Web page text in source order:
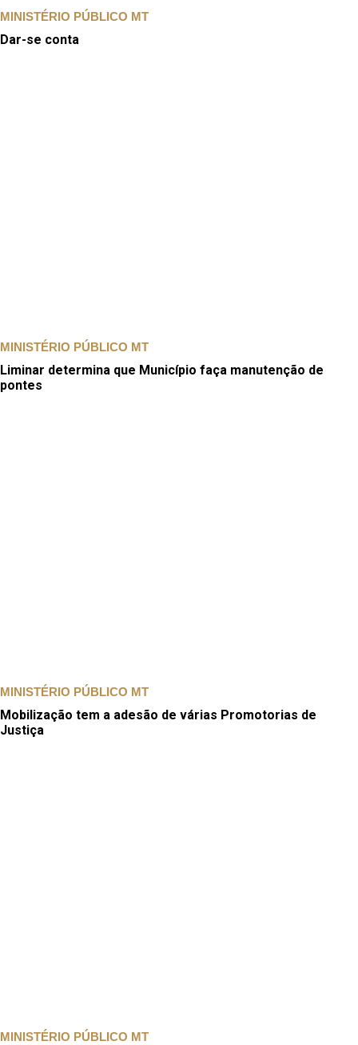
MINISTÉRIO PÚBLICO MT
Dar-se conta
MINISTÉRIO PÚBLICO MT
Liminar determina que Município faça manutenção de
pontes
MINISTÉRIO PÚBLICO MT
Mobilização tem a adesão de várias Promotorias de
Justiça
MINISTÉRIO PÚBLICO MT